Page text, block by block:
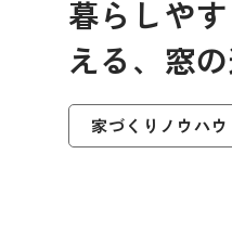
暮らしや
える、窓
家づくりノウハウ